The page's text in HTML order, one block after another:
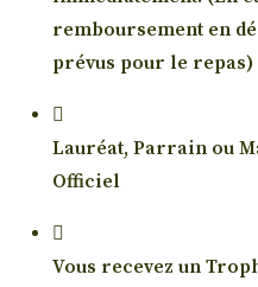
remboursement en
prévus pour le repas)
Lauréat, Parrain ou
Officiel
Vous recevez un